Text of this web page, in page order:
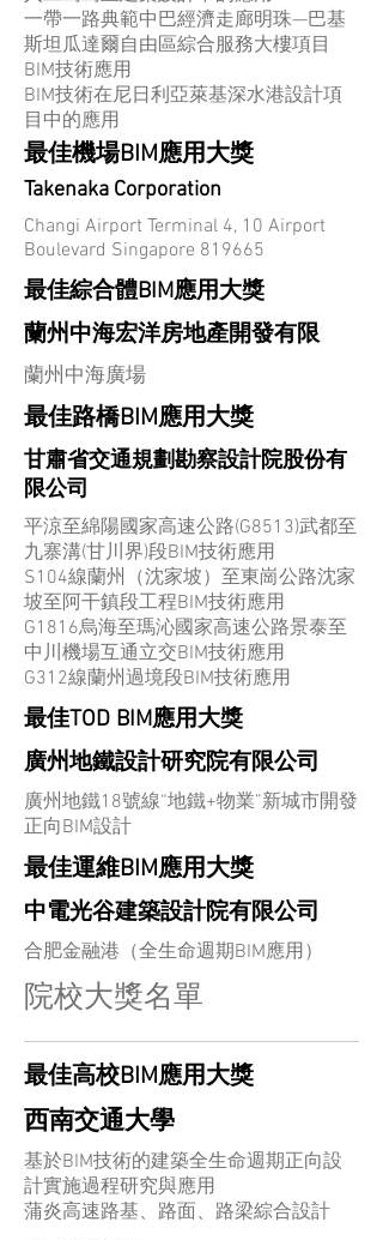
一帶一路典範中巴經濟走廊明珠—巴基
斯坦瓜達爾自由區綜合服務大樓項目
BIM技術應用
BIM技術在尼日利亞萊基深水港設計項
目中的應用
最佳機場BIM應用大獎
Takenaka Corporation
Changi Airport Terminal 4, 10 Airport
Boulevard Singapore 819665
最佳綜合體BIM應用大獎
蘭州中海宏洋房地產開發有限
蘭州中海廣場
最佳路橋BIM應用大獎
甘肅省交通規劃勘察設計院股份有
限公司
平涼至綿陽國家高速公路(G8513)武都至
九寨溝(甘川界)段BIM技術應用
S104線蘭州（沈家坡）至東崗公路沈家
坡至阿干鎮段工程BIM技術應用
G1816烏海至瑪沁國家高速公路景泰至
中川機場互通立交BIM技術應用
G312線蘭州過境段BIM技術應用
最佳TOD BIM應用大獎
廣州地鐵設計研究院有限公司
廣州地鐵18號線“地鐵+物業”新城市開發
正向BIM設計
最佳運維BIM應用大獎
中電光谷建築設計院有限公司
合肥金融港（全生命週期BIM應用）
院校大獎名單
最佳高校BIM應用大獎
西南交通大學
基於BIM技術的建築全生命週期正向設
計實施過程研究與應用
蒲炎高速路基、路面、路梁綜合設計